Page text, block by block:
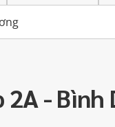
2A - Bình